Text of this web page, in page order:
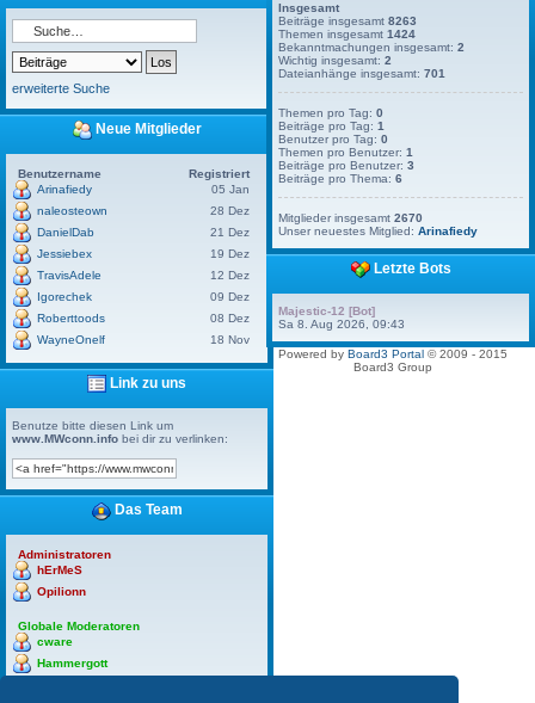
erweiterte Suche
Neue Mitglieder
Benutzername
Registriert
Arinafiedy
05 Jan
naleosteown
28 Dez
DanielDab
21 Dez
Jessiebex
19 Dez
TravisAdele
12 Dez
Igorechek
09 Dez
Roberttoods
08 Dez
WayneOnelf
18 Nov
Link zu uns
Benutze bitte diesen Link um
www.MWconn.info bei dir zu verlinken:
Das Team
Administratoren
hErMeS
Opilionn
Globale Moderatoren
cware
Hammergott
Insgesamt
Beiträge insgesamt8263
Themen insgesamt1424
Bekanntmachungen insgesamt:2
Wichtig insgesamt:2
Dateianhänge insgesamt:701
Themen pro Tag:0
Beiträge pro Tag:1
Benutzer pro Tag:0
Themen pro Benutzer:1
Beiträge pro Benutzer:3
Beiträge pro Thema:6
Mitglieder insgesamt2670
Unser neuestes Mitglied:Arinafiedy
Letzte Bots
Majestic-12 [Bot]
Sa 8. Aug 2026, 09:43
Powered by Board3 Portal© 2009 - 2015
Board3 Group